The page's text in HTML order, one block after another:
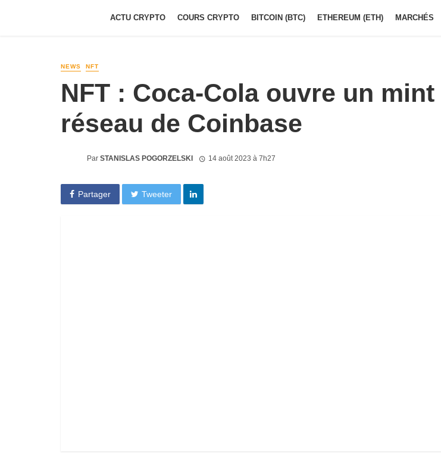
ACTU CRYPTO COURS CRYPTO BITCOIN (BTC) ETHEREUM (ETH) MARCHÉS
NEWS NFT
NFT : Coca-Cola ouvre un
réseau de Coinbase
Par STANISLAS POGORZELSKI 14 août 2023 à 7h27
Partager Tweeter